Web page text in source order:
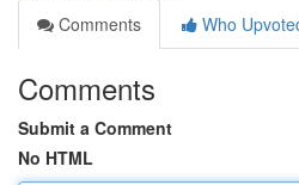
Comments
Who
Comments
Submit a Comment
No HTML